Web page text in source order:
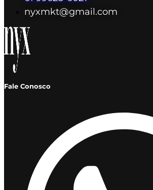
nyxmkt@gmail.com
Fale Conosco